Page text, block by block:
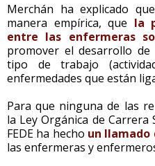
Merchán ha explicado
manera empírica, que la
entre las enfermeras
promover el desarrollo de
tipo de trabajo
enfermedades que están
Para que ninguna de las
la Ley Orgánica de
FEDE ha hecho un llamado
las enfermeras y